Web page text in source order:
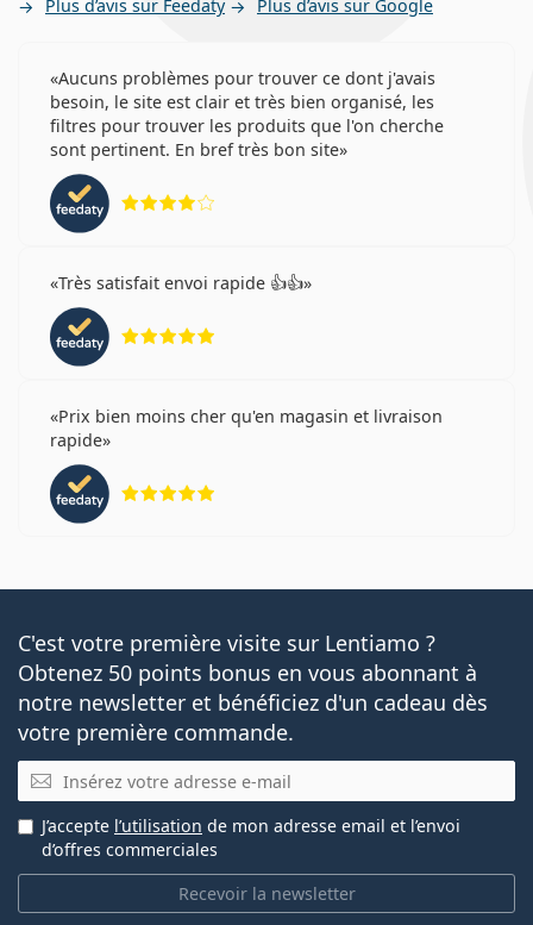
Plus d’avis sur Feedaty Plus d’avis sur Google
Aucuns problèmes pour trouver ce dont j'avais
besoin, le site est clair et très bien organisé, les
filtres pour trouver les produits que l'on cherche
sont pertinent. En bref très bon site
Très satisfait envoi rapide 👍👍
Prix bien moins cher qu'en magasin et livraison
rapide
C'est votre première visite sur Lentiamo ?
Obtenez 50 points bonus en vous abonnant à
notre newsletter et bénéficiez d'un cadeau dès
votre première commande.
E-mail
Recevoir la newsletter
J’accepte l’utilisation de mon adresse email et l’envoi
d’offres commerciales